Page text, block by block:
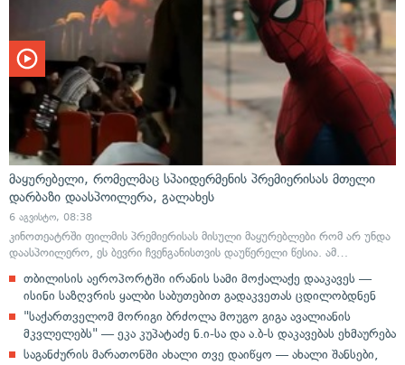
მაყურებელი, რომელმაც სპაიდერმენის პრემიერისას მთელი
დარბაზი დაასპოილერა, გალახეს
6 აგვისტო, 08:38
კინოთეატრში ფილმის პრემიერისას მისული მაყურებლები რომ არ უნდა
დაასპოილერო, ეს ბევრი ჩვენგანისთვის დაუწერელი წესია. ამ…
თბილისის აეროპორტში ირანის სამი მოქალაქე დააკავეს —
ისინი საზღვრის ყალბი საბუთებით გადაკვეთას ცდილობდნენ
"საქართველომ მორიგი ბრძოლა მოუგო გიგა ავალიანის
მკვლელებს" — ეკა კუპატაძე ნ.ი-სა და ა.ბ-ს დაკავებას ეხმაურება
საგანძურის მარათონში ახალი თვე დაიწყო — ახალი შანსები,